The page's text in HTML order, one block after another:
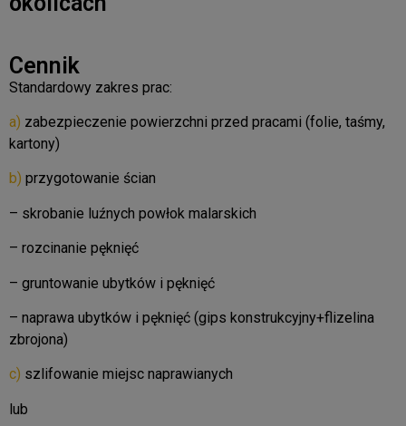
- Ubezpieczenie OC PZU do 1 ml.zł.
- Gwarancję do 36 miesięcy
- Szeroki zakres usług dedykowany dla spółdzielni i wspólnot
mieszkaniowych
- 100% Polska Firma
- Wykwalifikowany młody i ambitny zespół Polskich
sprawnie, bezpiecznie i zgodnie z ustalonym harmonogramem.
Cennik
Standardowy zakres prac:
a) zabezpieczenie powierzchni przed pracami (folie, taśmy,
kartony)
b) przygotowanie ścian
– skrobanie luźnych powłok malarskich
– rozcinanie pęknięć
– gruntowanie ubytków i pęknięć
– naprawa ubytków i pęknięć (gips konstrukcyjny+flizelina
zbrojona)
c) szlifowanie miejsc naprawianych
lub